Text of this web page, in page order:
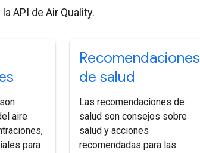
API de Air Quality.
aire
para
Recomendaciones
de salud
Las recomendaciones de
salud son consejos sobre
salud y acciones
recomendadas para las